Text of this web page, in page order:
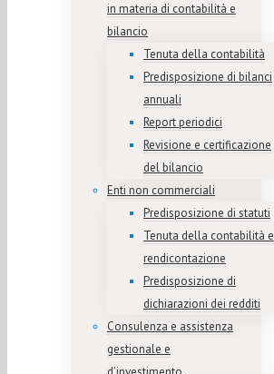
in materia di contabilità e
bilancio
Tenuta della contabilità
Predisposizione di bilanci
annuali
Report periodici
Revisione e certificazione
del bilancio
Enti non commerciali
Predisposizione di statuti
Tenuta della contabilità e
rendicontazione
Predisposizione di
dichiarazioni dei redditi
Consulenza e assistenza
gestionale e